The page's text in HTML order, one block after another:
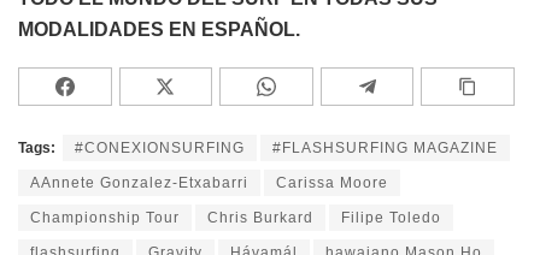
MODALIDADES EN ESPAÑOL.
Tags: #CONEXIONSURFING #FLASHSURFING MAGAZINE
AAnnete Gonzalez-Etxabarri Carissa Moore
Championship Tour Chris Burkard Filipe Toledo